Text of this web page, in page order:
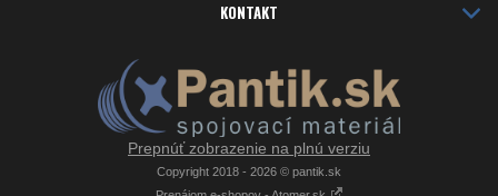
KONTAKT
Prepnúť zobrazenie na plnú verziu
Copyright 2018 - 2026 © pantik.sk